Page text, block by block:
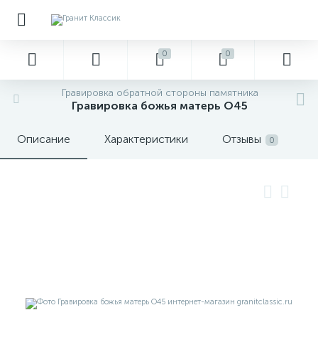
0 0
Гравировка обратной стороны памятника
Гравировка божья матерь О45
Описание Характеристики Отзывы 0